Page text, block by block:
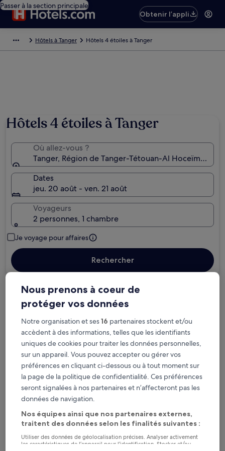
Passer à la section principale
Obtenir l’appli
Hôtels à Tanger Hôtels 4 étoiles à Tanger
Hôtels 4 étoiles à Tanger
Où allez-vous ?
Tanger, Région de Tanger-Tétouan-Al Hoceïma,
Dates
jeu. 20 août - ven. 21 août
Voyageurs
2 personnes, 1 chambre
Je voyage pour affaires
Rechercher
Options d’annulation gratuite en cas de
changement de programme
Gagnez des récompenses pour chaque
nuit séjournée
Économisez plus grâce aux Prix membres
Consultez les prix pour ces dates
Ce soir
6 août - 7 août
Demain
7 août - 8 août
Nous prenons à coeur de
protéger vos données
Notre organisation et ses16 partenaires stockent et/ou
accèdent à des informations, telles que les identifiants
uniques de cookies pour traiter les données personnelles,
sur un appareil. Vous pouvez accepter ou gérer vos
préférences en cliquant ci-dessous ou à tout moment sur
la page de la politique de confidentialité. Ces préférences
seront signalées à nos partenaires et n’affecteront pas les
données de navigation.
Nos équipes ainsi que nos partenaires externes,
traitent des données selon les finalités suivantes :
Utiliser des données de géolocalisation précises. Analyser activement
les caractéristiques de l’appareil pour l’identification. Stocker et/ou